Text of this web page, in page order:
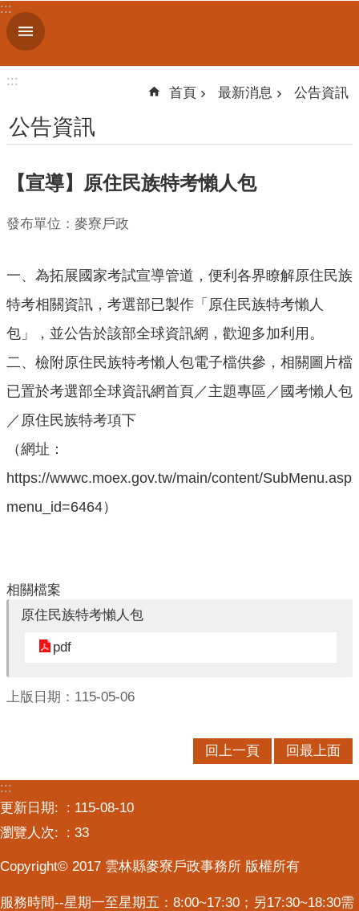
跳到主要內容區塊
進
階
關
介
民
服
務
口
統
最
新
消
區
公
相
關
結
:::
:::
首頁 最新消息 公告資訊
公告資訊
【宣導】原住民族特考懶人包
發布單位：麥寮戶政
一、為拓展國家考試宣導管道，便利各界瞭解原住民族
特考相關資訊，考選部已製作「原住民族特考懶人
包」，並公告於該部全球資訊網，歡迎多加利用。
二、檢附原住民族特考懶人包電子檔供參，相關圖片檔
已置於考選部全球資訊網首頁／主題專區／國考懶人包
／原住民族特考項下
（網址：
https://wwwc.moex.gov.tw/main/content/
menu_id=6464）
相關檔案
原住民族特考懶人包
pdf
上版日期：115-05-06
回上一頁 回最上面
:::
更新日期:
115-08-10
瀏覽人次:
33
Copyright© 2017 雲林縣麥寮戶政事務所 版權所有
服務時間--星期一至星期五：8:00~17:30；另17:30~18:30需